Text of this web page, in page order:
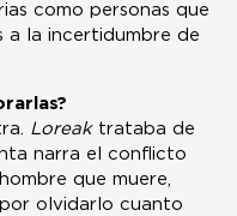
como personas que
a la incertidumbre de
Loreaktrataba de
narra el conflicto
que muere,
olvidarlo cuanto